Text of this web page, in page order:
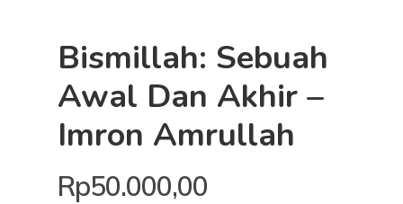
Bismillah: Sebuah
Awal Dan Akhir –
Imron Amrullah
Rp50.000,00